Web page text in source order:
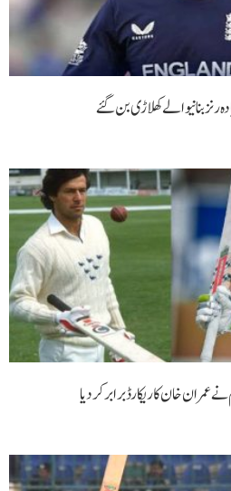
بنانیوالے کھلاڑی بن گئے
خان کا ریکارڈ برابر کردیا